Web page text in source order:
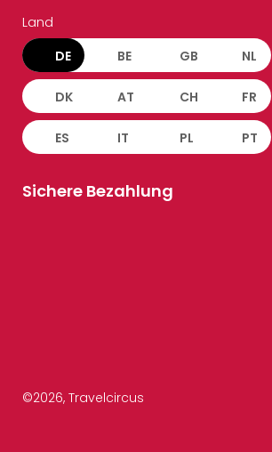
Land
DE BE GB NL
DK AT CH FR
ES IT PL PT
Sichere Bezahlung
©2026, Travelcircus